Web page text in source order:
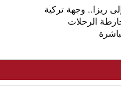
ريزا.. وجهة تركية
الرحلات